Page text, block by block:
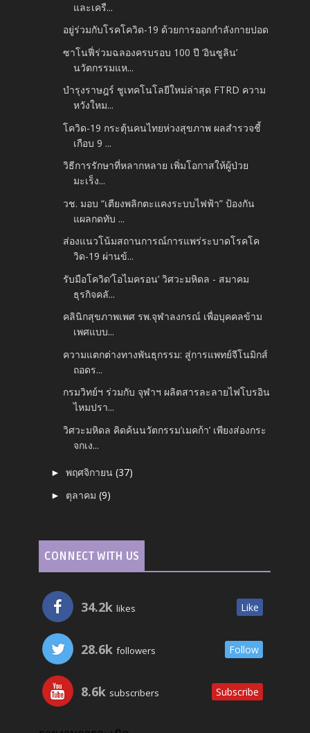
และเครื...
อยู่ร่วมกับโรคโควิด-19 ด้วยการออกกำลังกายปอด
ซาโนฟี่ร่วมฉลองครบรอบ 100 ปี ‘อินซูลิน’
นวัตกรรมแห...
บำรุงราษฎร์ ชูเทคโนโลยีใหม่ล่าสุด FTRD ความ
หวังใหม...
โควิด-19 กระตุ้นคนไทยห่วงสุขภาพ ผลสำรวจชี้
เกือบ 9 ...
วิธีการรักษาที่หลากหลาย เพิ่มโอกาสให้ผู้ป่วย
มะเร็ง...
วช. มอบ “เตียงพลิกตะแคงระบบไฟฟ้า” ป้องกัน
แผลกดทับ ...
ส่องแนวโน้มสถานการณ์การแพร่ระบาดโรคโค
วิด-19 ผ่านข้...
รับมือโควิด’โอไมครอน’ วิศวะมหิดล - สมาคม
ธุรกิจคลั...
คลินิกสุขภาพเพศ รพ.จุฬาลงกรณ์ เพื่อบุคคลข้าม
เพศแบบ...
ความแตกต่างทางพันธุกรรม: สู่การแพทย์จีโนมิกส์
ถอดร...
กรมวิทย์ฯ ร่วมกับ จุฬาฯ ผลิตสารละลายไฟโบรอิน
ไหมปรา...
วิศวะมหิดล คิดค้นนวัตกรรม’เมคก้า’ เพียงส่องกระ
จกเง...
►พฤศจิกายน(37)
► ตุลาคม(9)
CONNECT WITH US
34.2k likes Like
28.6k followers Follow
8.6k subscribers Subscribe